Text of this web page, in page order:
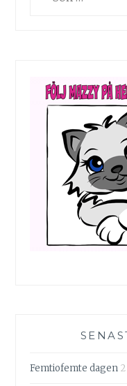
Femtiofemte dagen